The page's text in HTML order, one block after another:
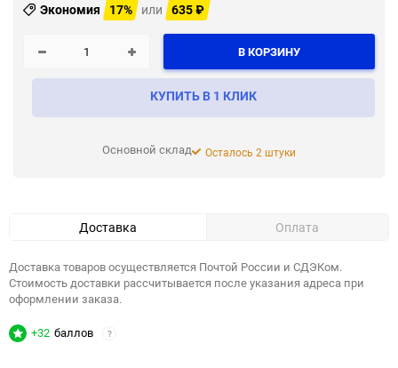
Экономия 17% или 635₽
В КОРЗИНУ
КУПИТЬ В 1 КЛИК
Основной склад Осталось 2 штуки
Доставка Оплата
Доставка товаров осуществляется Почтой России и СДЭКом.
Стоимость доставки рассчитывается после указания адреса при
оформлении заказа.
+32 баллов ?